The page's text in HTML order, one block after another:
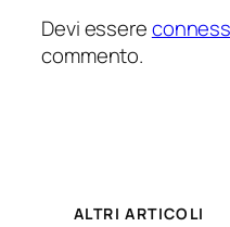
Devi essere
commento.
ALTRI ARTICOLI